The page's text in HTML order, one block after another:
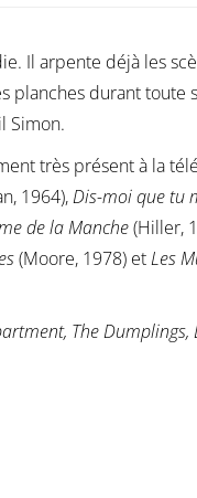
Il arpente déjà les
planches durant toute
Simon.
très présent à la
1964),Dis-moi que tu
de la Manche(Hiller,
(Moore, 1978) etLes
The Dumplings,